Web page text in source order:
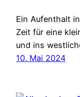
Ein Aufenthalt
Zeit für eine
und ins
10. Mai 2024